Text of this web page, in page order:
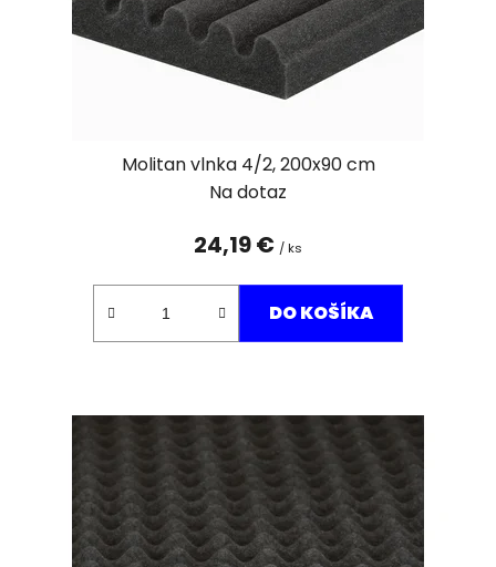
Molitan vlnka 4/2, 200x90 cm
Na dotaz
24,19 € / ks
DO KOŠÍKA